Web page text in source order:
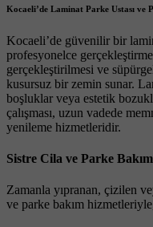
Kocaeli’de Laminat Parke Ustası
Kocaeli’de güvenilir bir
profesyonelce
gerçekleştirilmesi ve
kusursuz bir zemin sunar.
boşluklar veya estetik
çalışması, uzun vadede
yenileme hizmetleridir.
Sistre Cila ve Parke
Zamanla yıpranan, çizilen
ve parke bakım